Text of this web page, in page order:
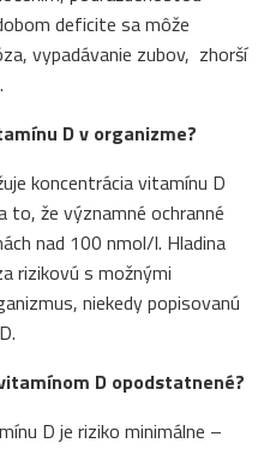
deficite sa môže
vypadávanie zubov, zhorší
D v organizme?
koncentrácia vitamínu D
to, že významné ochranné
nad 100 nmol/l. Hladina
rizikovú s možnými
niekedy popisovanú
D opodstatnené?
D je riziko minimálne –